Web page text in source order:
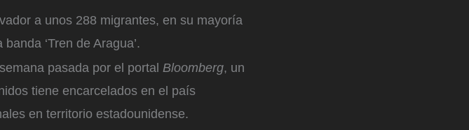
a unos 288 migrantes, en su mayoría
‘Tren de Aragua’.
pasada por el portal Bloomberg, un
tiene encarcelados en el país
en territorio estadounidense.